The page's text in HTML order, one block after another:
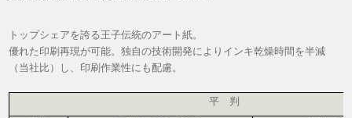
トップシェアを誇る王子伝統のアート紙。
優れた印刷再現が可能。独自の技術開発によりインキ乾燥時間を半減
（当社比）し、印刷作業性にも配慮。
平 判